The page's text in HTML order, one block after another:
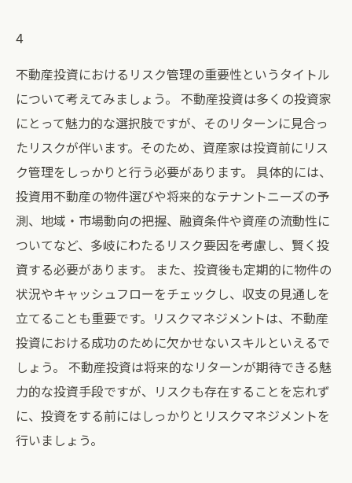
4
不動産投資におけるリスク管理の重要性というタイトル
について考えてみましょう。 不動産投資は多くの投資家
にとって魅力的な選択肢ですが、そのリターンに見合っ
たリスクが伴います。そのため、資産家は投資前にリス
ク管理をしっかりと行う必要があります。 具体的には、
投資用不動産の物件選びや将来的なテナントニーズの予
測、地域・市場動向の把握、融資条件や資産の流動性に
ついてなど、多岐にわたるリスク要因を考慮し、賢く投
資する必要があります。 また、投資後も定期的に物件の
状況やキャッシュフローをチェックし、収支の見通しを
立てることも重要です。リスクマネジメントは、不動産
投資における成功のために欠かせないスキルといえるで
しょう。 不動産投資は将来的なリターンが期待できる魅
力的な投資手段ですが、リスクも存在することを忘れず
に、投資をする前にはしっかりとリスクマネジメントを
行いましょう。